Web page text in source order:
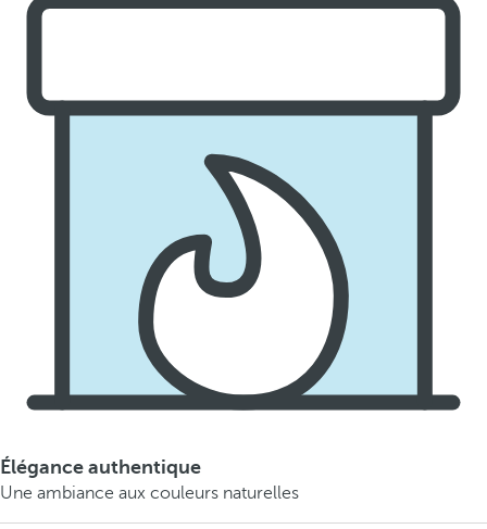
Élégance authentique
Une ambiance aux couleurs naturelles